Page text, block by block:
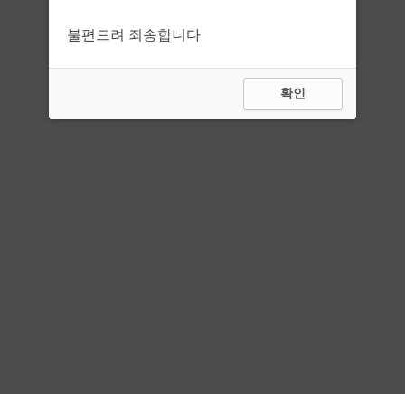
불편드려 죄송합니다
확인